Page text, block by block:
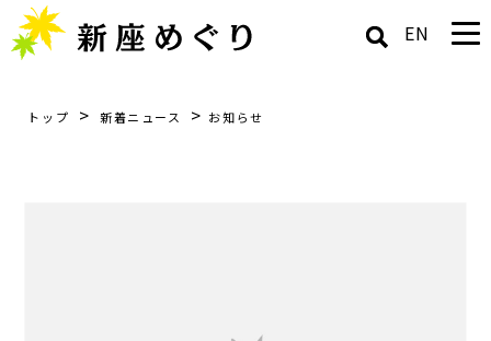
EN
トップ > 新着ニュース > お知らせ